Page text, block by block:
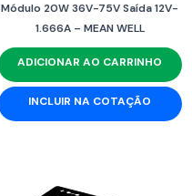
Módulo 20W 36V-75V Saída 12V-
1.666A – MEAN WELL
ADICIONAR AO CARRINHO
INCLUIR NA COTAÇÃO